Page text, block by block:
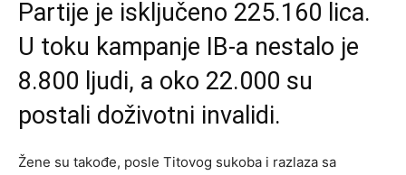
Partije je isključeno 225.160 lica.
U toku kampanje IB-a nestalo je
8.800 ljudi, a oko 22.000 su
postali doživotni invalidi.
Žene su takođe, posle Titovog sukoba i razlaza sa